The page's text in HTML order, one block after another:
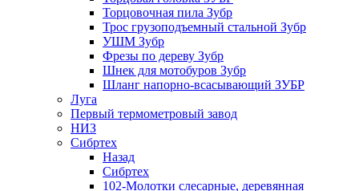
Торцовочная пила Зубр
Трос грузоподъемный стальной Зубр
УШМ Зубр
Фрезы по дереву Зубр
Шнек для мотобуров Зубр
Шланг напорно-всасывающий ЗУБР
Луга
Первый термометровый завод
НИЗ
Сибртех
Назад
Сибртех
102-Молотки слесарные, деревянная